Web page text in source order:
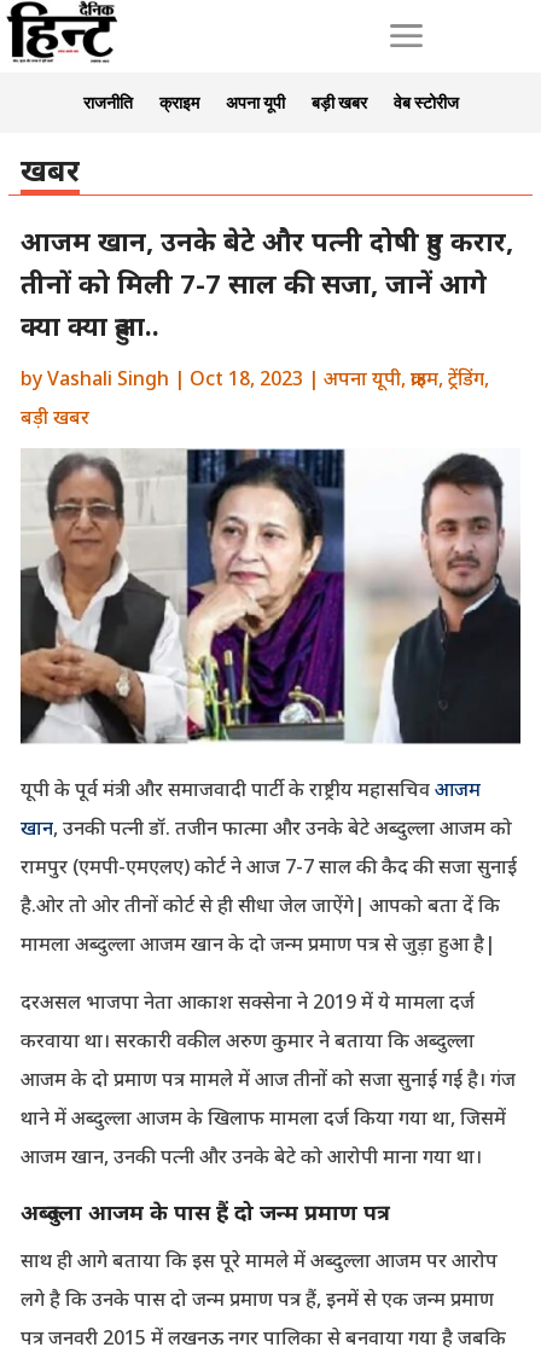
a
राजनीति क्राइम अपना यूपी बड़ी खबर वेब स्टोरीज
खबर
आजम खान, उनके बेटे और पत्नी दोषी हुए करार,
तीनों को मिली 7-7 साल की सजा, जानें आगे
क्या क्या हुआ..
byVashali Singh | Oct 18, 2023 | अपना यूपी,क्राइम,ट्रेंडिंग,
बड़ी खबर
यूपी के पूर्व मंत्री और समाजवादी पार्टी के राष्ट्रीय महासचिवआजम
खान, उनकी पत्नी डॉ. तजीन फात्मा और उनके बेटे अब्दुल्ला आजम को
रामपुर (एमपी-एमएलए) कोर्ट ने आज 7-7 साल की कैद की सजा सुनाई
है.ओर तो ओर तीनों कोर्ट से ही सीधा जेल जाऐंगे| आपको बता दें कि
मामला अब्दुल्ला आजम खान के दो जन्म प्रमाण पत्र से जुड़ा हुआ है|
दरअसल भाजपा नेता आकाश सक्सेना ने 2019 में ये मामला दर्ज
करवाया था। सरकारी वकील अरुण कुमार ने बताया कि अब्दुल्ला
आजम के दो प्रमाण पत्र मामले में आज तीनों को सजा सुनाई गई है। गंज
थाने में अब्दुल्ला आजम के खिलाफ मामला दर्ज किया गया था, जिसमें
आजम खान, उनकी पत्नी और उनके बेटे को आरोपी माना गया था।
अब्दुल्ला आजम के पास हैं दो जन्म प्रमाण पत्र
साथ ही आगे बताया कि इस पूरे मामले में अब्दुल्ला आजम पर आरोप
लगे है कि उनके पास दो जन्म प्रमाण पत्र हैं, इनमें से एक जन्म प्रमाण
पत्र जनवरी 2015 में लखनऊ नगर पालिका से बनवाया गया है जबकि